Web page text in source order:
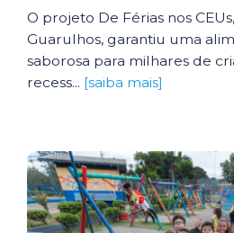
O projeto De Férias nos
Guarulhos, garantiu uma
saborosa para milhares de
recess... [saiba mais]